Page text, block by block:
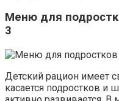
Меню для
3
Детский рацион имеет
касается подростков и